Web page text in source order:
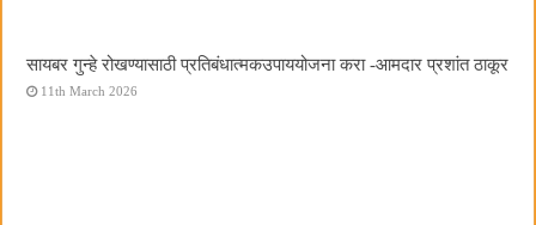
सायबर गुन्हे रोखण्यासाठी प्रतिबंधात्मकउपाययोजना करा -आमदार प्रशांत ठाकूर
11th March 2026